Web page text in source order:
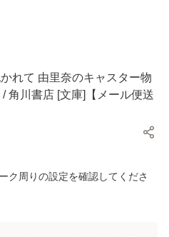
れて 由里奈のキャスター物
角川書店 [文庫]【メール便送
ク周りの設定を確認してくださ